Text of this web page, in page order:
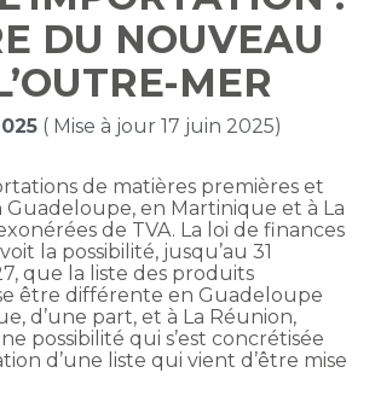
DU NOUVEAU
MER
( Mise à jour 17 juin 2025)
de matières premières et
en Martinique et à La
de TVA. La loi de finances
la possibilité, jusqu’au 31
que la liste des produits
être différente en Guadeloupe
d’une part, et à La Réunion,
possibilité qui s’est concrétisée
d’une liste qui vient d’être mise